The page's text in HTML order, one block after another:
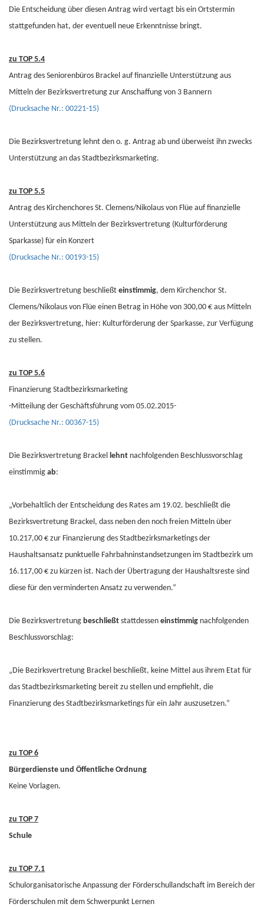
Die Entscheidung über diesen Antrag wird vertagt bis ein Ortstermin
stattgefunden hat, der eventuell neue Erkenntnisse bringt.
zu TOP 5.4
Antrag des Seniorenbüros Brackel auf finanzielle Unterstützung aus
Mitteln der Bezirksvertretung zur Anschaffung von 3 Bannern
(Drucksache Nr.: 00221-15)
Die Bezirksvertretung lehnt den o. g. Antrag ab und überweist ihn zwecks
Unterstützung an das Stadtbezirksmarketing.
zu TOP 5.5
Antrag des Kirchenchores St. Clemens/Nikolaus von Flüe auf finanzielle
Unterstützung aus Mitteln der Bezirksvertretung (Kulturförderung
Sparkasse) für ein Konzert
(Drucksache Nr.: 00193-15)
Die Bezirksvertretung beschließt einstimmig, dem Kirchenchor St.
Clemens/Nikolaus von Flüe einen Betrag in Höhe von 300,00 € aus Mitteln
der Bezirksvertretung, hier: Kulturförderung der Sparkasse, zur Verfügung
zu stellen.
zu TOP 5.6
Finanzierung Stadtbezirksmarketing
-Mitteilung der Geschäftsführung vom 05.02.2015-
(Drucksache Nr.: 00367-15)
Die Bezirksvertretung Brackel lehnt nachfolgenden Beschlussvorschlag
einstimmig ab:
„Vorbehaltlich der Entscheidung des Rates am 19.02. beschließt die
Bezirksvertretung Brackel, dass neben den noch freien Mitteln über
10.217,00 € zur Finanzierung des Stadtbezirksmarketings der
Haushaltsansatz punktuelle Fahrbahninstandsetzungen im Stadtbezirk um
16.117,00 € zu kürzen ist. Nach der Übertragung der Haushaltsreste sind
diese für den verminderten Ansatz zu verwenden.“
Die Bezirksvertretung beschließt stattdessen einstimmig nachfolgenden
Beschlussvorschlag:
„Die Bezirksvertretung Brackel beschließt, keine Mittel aus ihrem Etat für
das Stadtbezirksmarketing bereit zu stellen und empfiehlt, die
Finanzierung des Stadtbezirksmarketings für ein Jahr auszusetzen.“
zu TOP 6
Bürgerdienste und Öffentliche Ordnung
Keine Vorlagen.
zu TOP 7
Schule
zu TOP 7.1
Schulorganisatorische Anpassung der Förderschullandschaft im Bereich der
Förderschulen mit dem Schwerpunkt Lernen